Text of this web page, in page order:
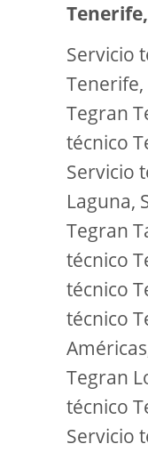
Servicio
Tegran
técnico
Servicio
Laguna,
Tegran
técnico
técnico
técnico
Tegran
técnico
Servicio